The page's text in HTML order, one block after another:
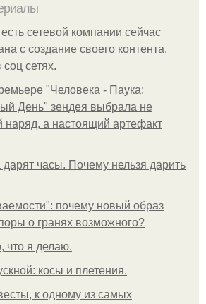
сетевой компании сейчас
с создание своего контента,
сетях.
"Человека - Паука:
День" зендея выбрала не
наряд, а настоящий артефакт
дарят часы. Почему нельзя дарить
почему новый образ
о гранях возможного?
что я делаю.
косы и плетения.
к одному из самых